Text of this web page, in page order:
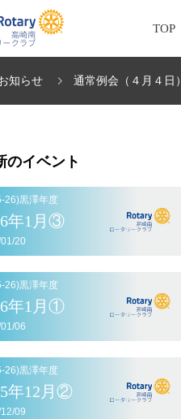
TOP
知らせ 通常例会（４月４日）
のイベント
26)黒澤年度
年1月③
20
26)黒澤年度
年1月①
06
26)黒澤年度
年12月②
09